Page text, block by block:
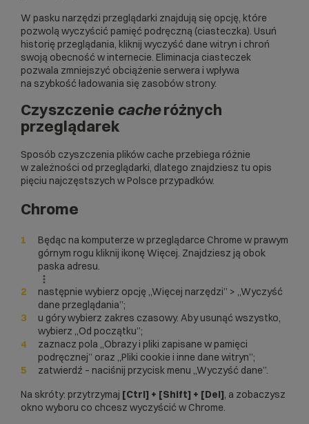
W pasku narzędzi przeglądarki znajdują się opcję, które
pozwolą wyczyścić pamięć podręczną (ciasteczka). Usuń
historię przeglądania, kliknij wyczyść dane witryn i chroń
swoją obecność w internecie. Eliminacja ciasteczek
pozwala zmniejszyć obciążenie serwera i wpływa
na szybkość ładowania się zasobów strony.
Czyszczenie cacheróżnych
przeglądarek
Sposób czyszczenia plików cache przebiega różnie
w zależności od przeglądarki, dlatego znajdziesz tu opis
pięciu najczęstszych w Polsce przypadków.
Chrome
Będąc na komputerze w przeglądarce Chrome w prawym
górnym rogu kliknij ikonę Więcej. Znajdziesz ją obok
paska adresu.
następnie wybierz opcję „Więcej narzędzi” > „Wyczyść
dane przeglądania”;
u góry wybierz zakres czasowy. Aby usunąć wszystko,
wybierz „Od początku”;
zaznacz pola „Obrazy i pliki zapisane w pamięci
podręcznej” oraz „Pliki cookie i inne dane witryn”;
zatwierdź – naciśnij przycisk menu „Wyczyść dane”.
Na skróty: przytrzymaj [Ctrl] + [Shift] + [Del], a zobaczysz
okno wyboru co chcesz wyczyścić w Chrome.